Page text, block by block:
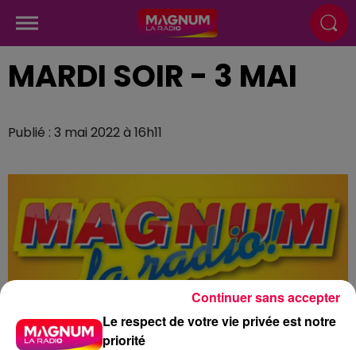
MARDI SOIR - 3 MAI
Publié : 3 mai 2022 à 16h11
Le respect de votre vie privée est notre
priorité
Continuer sans accepter